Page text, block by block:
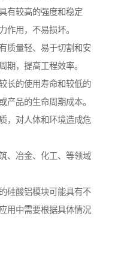
有较高的强度和稳定
作用，不易损坏。
质量轻、易于切割和安
期，提高工程效率。
长的使用寿命和较低的
产品的生命周期成本。
，对人体和环境造成危
、冶金、化工、等领域
硅酸铝模块可能具有不
用中需要根据具体情况